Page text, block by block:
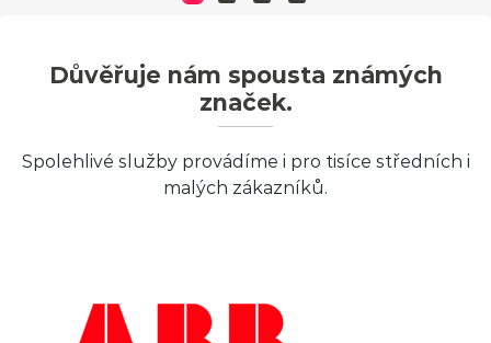
Důvěřuje nám spousta známých
značek.
Spolehlivé služby provádíme i pro tisíce středních i
malých zákazníků.